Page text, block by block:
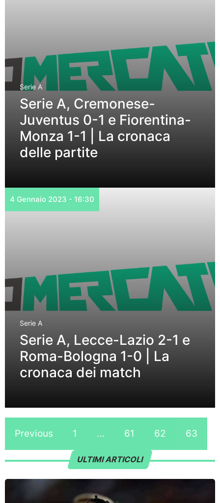
Serie A
Serie A, Cremonese-
Juventus 0-1 e Fiorentina-
Monza 1-1 | La cronaca
delle partite
4 Gennaio 2023 - 16:30
Serie A
Serie A, Lecce-Lazio 2-1 e
Roma-Bologna 1-0 | La
cronaca dei match
Previous 1 … 61 62 63
ULTIMI ARTICOLI